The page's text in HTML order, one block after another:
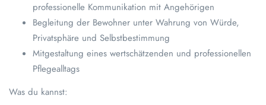
professionelle Kommunikation mit Angehörigen
Begleitung der Bewohner unter Wahrung von Würde,
Privatsphäre und Selbstbestimmung
Mitgestaltung eines wertschätzenden und professionellen
Pflegealltags
Was du kannst: